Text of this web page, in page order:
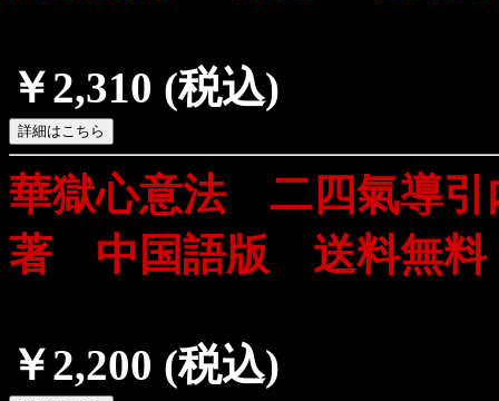
￥2,310 (税込)
華獄心意法 二四氣導
著 中国語版 送料無
￥2,200 (税込)